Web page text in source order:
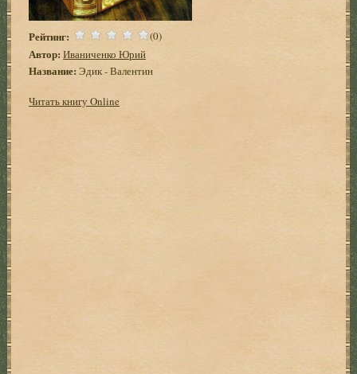
Рейтинг: (0)
Автор: Иваниченко Юрий
Название: Эдик - Валентин
Читать книгу Online